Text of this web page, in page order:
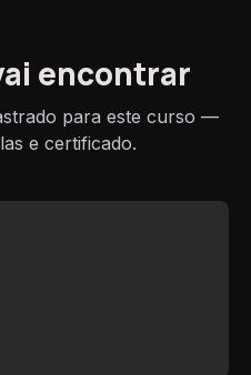
encontrar
para este curso —
e certificado.